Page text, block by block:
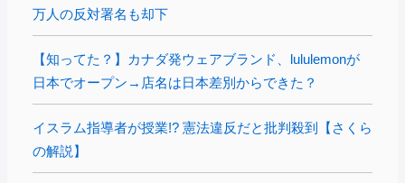
万人の反対署名も却下
【知ってた？】カナダ発ウェアブランド、lululemonが
日本でオープン→店名は日本差別からできた？
イスラム指導者が授業!? 憲法違反だと批判殺到【さくら
の解説】